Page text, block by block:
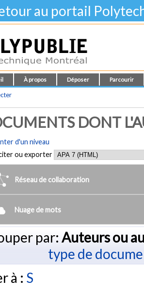
au portail
À propos Déposer Parcourir
DONT
d'un niveau
ou exporter
Réseau de collaboration
Nuage de mots
par: Auteurs ou
type de
à : S